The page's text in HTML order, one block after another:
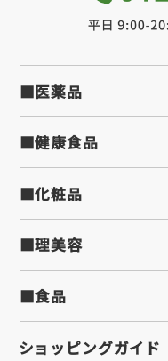
■医薬品
■健康食品
■化粧品
■理美容
■食品
ショッピングガイド